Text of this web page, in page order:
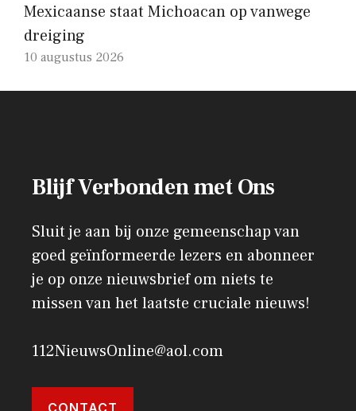
Mexicaanse staat Michoacan op vanwege
dreiging
10 augustus 2026
Blijf Verbonden met Ons
Sluit je aan bij onze gemeenschap van
goed geïnformeerde lezers en abonneer
je op onze nieuwsbrief om niets te
missen van het laatste cruciale nieuws!
112NieuwsOnline@aol.com
CONTACT